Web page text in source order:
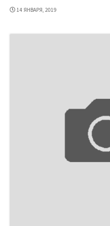
ДАТА
14 ЯНВАРЯ, 2019